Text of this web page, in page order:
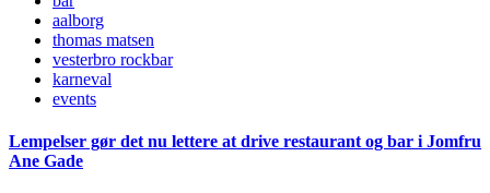
aalborg
thomas matsen
vesterbro rockbar
karneval
events
Lempelser gør det nu lettere at drive restaurant og bar i Jomfru
Ane Gade